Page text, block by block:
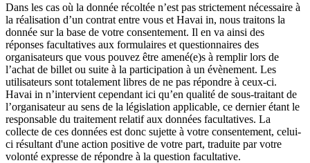
Dans les cas où la donnée récoltée n’est pas strictement nécessaire à
la réalisation d’un contrat entre vous et Havai in, nous traitons la
donnée sur la base de votre consentement. Il en va ainsi des
réponses facultatives aux formulaires et questionnaires des
organisateurs que vous pouvez être amené(e)s à remplir lors de
l’achat de billet ou suite à la participation à un évènement. Les
utilisateurs sont totalement libres de ne pas répondre à ceux-ci.
Havai in n’intervient cependant ici qu’en qualité de sous-traitant de
l’organisateur au sens de la législation applicable, ce dernier étant le
responsable du traitement relatif aux données facultatives. La
collecte de ces données est donc sujette à votre consentement, celui-
ci résultant d'une action positive de votre part, traduite par votre
volonté expresse de répondre à la question facultative.